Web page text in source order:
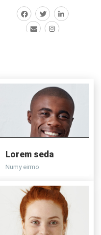
Wele ullamc vivamus
placerat, tellus vel
interdum posuere,
Lorem seda
Numy eirmo